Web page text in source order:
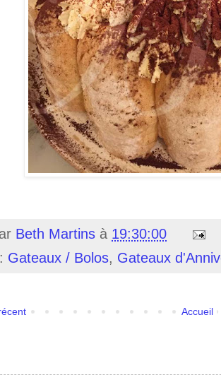
Beth Martins à 19:30:00
Gateaux / Bolos, Gateaux
Accueil